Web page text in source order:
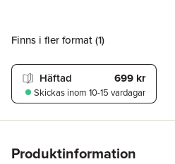
Finns i fler format (1)
Häftad 699 kr
Skickas inom 10-15 vardagar
Produktinformation